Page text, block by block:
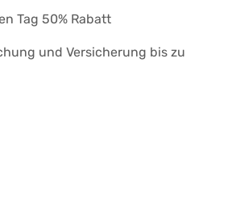
Tag 50% Rabatt
und Versicherung bis zu